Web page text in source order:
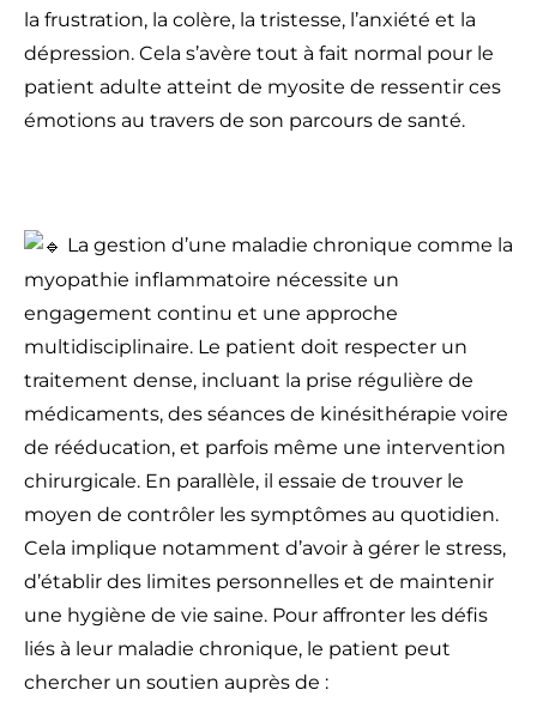
la frustration, la colère, la tristesse, l’anxiété et la
dépression. Cela s’avère tout à fait normal pour le
patient adulte atteint de myosite de ressentir ces
émotions au travers de son parcours de santé.
La gestion d’une maladie chronique comme la
myopathie inflammatoire nécessite un
engagement continu et une approche
multidisciplinaire. Le patient doit respecter un
traitement dense, incluant la prise régulière de
médicaments, des séances de kinésithérapie voire
de rééducation, et parfois même une intervention
chirurgicale. En parallèle, il essaie de trouver le
moyen de contrôler les symptômes au quotidien.
Cela implique notamment d’avoir à gérer le stress,
d’établir des limites personnelles et de maintenir
une hygiène de vie saine. Pour affronter les défis
liés à leur maladie chronique, le patient peut
chercher un soutien auprès de :